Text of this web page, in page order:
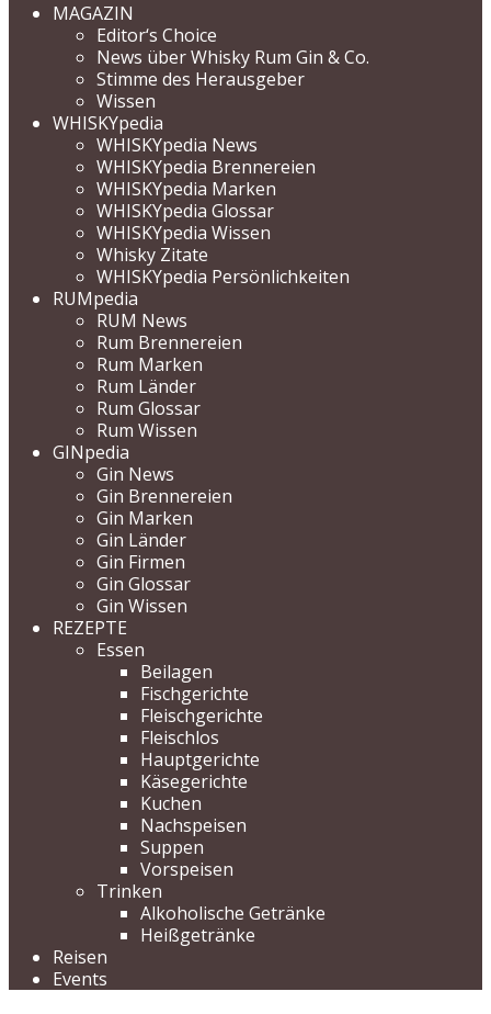
MAGAZIN
Editor‘s Choice
News über Whisky Rum Gin & Co.
Stimme des Herausgeber
Wissen
WHISKYpedia
WHISKYpedia News
WHISKYpedia Brennereien
WHISKYpedia Marken
WHISKYpedia Glossar
WHISKYpedia Wissen
Whisky Zitate
WHISKYpedia Persönlichkeiten
RUMpedia
RUM News
Rum Brennereien
Rum Marken
Rum Länder
Rum Glossar
Rum Wissen
GINpedia
Gin News
Gin Brennereien
Gin Marken
Gin Länder
Gin Firmen
Gin Glossar
Gin Wissen
REZEPTE
Essen
Beilagen
Fischgerichte
Fleischgerichte
Fleischlos
Hauptgerichte
Käsegerichte
Kuchen
Nachspeisen
Suppen
Vorspeisen
Trinken
Alkoholische Getränke
Heißgetränke
Reisen
Events